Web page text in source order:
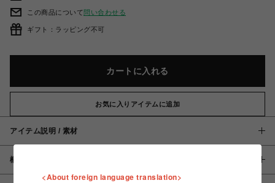
この商品について問い合わせる
ギフト：ラッピング不可
カートに入れる
お気に入りアイテムに追加
アイテム説明 / 素材
概要
<About foreign language translation>